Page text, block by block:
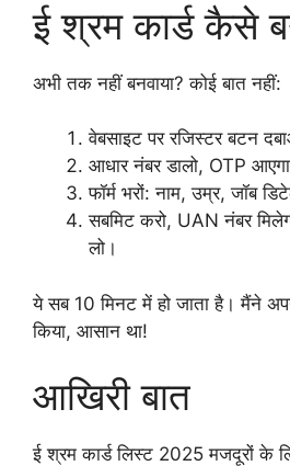
ई श्रम कार्ड कैसे
अभी तक नहीं बनवाया? कोई बात नहीं:
वेबसाइट पर रजिस्टर बटन
आधार नंबर डालो, OTP
फॉर्म भरों: नाम, उम्र, जॉब
सबमिट करो, UAN नंबर
लो।
ये सब 10 मिनट में हो जाता है। मैंने
किया, आसान था!
आखिरी बात
ई श्रम कार्ड लिस्ट 2025 मजदूरों के